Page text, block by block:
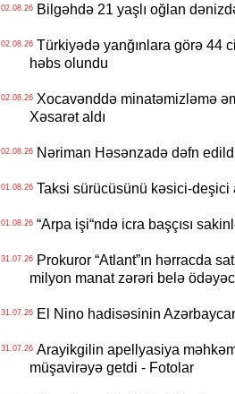
02.08.26Bilgəhdə 21 yaşlı oğlan
02.08.26Türkiyədə yanğınlara görə 44
həbs olundu
02.08.26Xocavənddə minatəmizləmə
Xəsarət aldı
02.08.26Nəriman Həsənzadə dəfn
01.08.26Taksi sürücüsünü kəsici-deşici
01.08.26“Arpa işi“ndə icra başçısı
31.07.26Prokuror “Atlant”ın hərracda
milyon manat zərəri belə
31.07.26El Nino hadisəsinin
31.07.26Arayikgilin apellyasiya
müşavirəyə getdi - Fotolar